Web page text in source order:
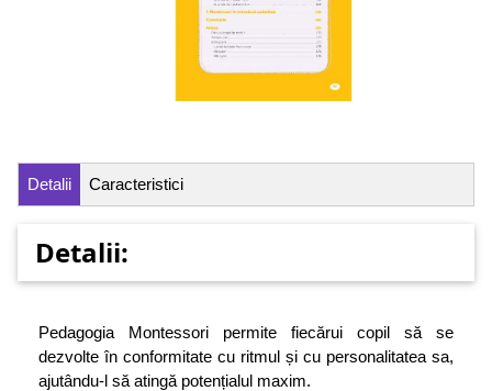
Detalii Caracteristici
Detalii:
Pedagogia Montessori permite fiecărui copil să se
dezvolte în conformitate cu ritmul și cu personalitatea sa,
ajutându-l să atingă potențialul maxim.